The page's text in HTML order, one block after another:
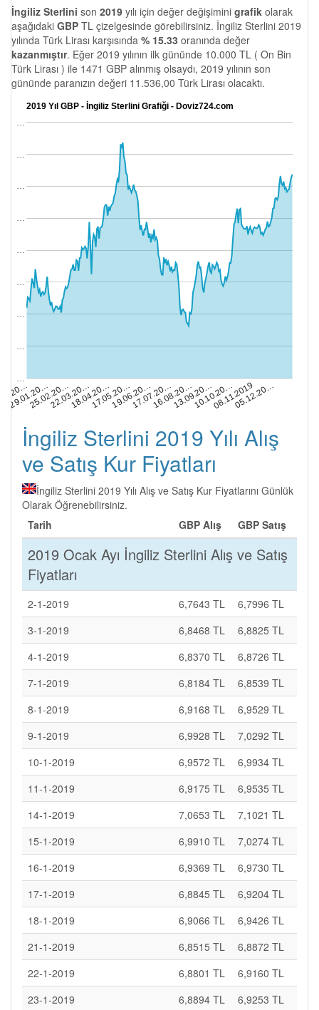
İngiliz Sterlini son 2019 yılı için değer değişimini grafik olarak
aşağıdaki GBP TL çizelgesinde görebilirsiniz. İngiliz Sterlini 2019
yılında Türk Lirası karşısında % 15.33 oranında değer
kazanmıştır. Eğer 2019 yılının ilk gününde 10.000 TL ( On Bin
Türk Lirası ) ile 1471 GBP alınmış olsaydı, 2019 yılının son
gününde paranızın değeri 11.536,00 Türk Lirası olacaktı.
2019 Yıl GBP - İngiliz Sterlini Grafiği - Doviz724.com
29.01.20…
25.02.20…22.03.20…18.04.20…17.05.20…19.06.20…17.07.20…16.08.20…13.09.20…10.10.20…
08.11.2019
05.12.20…
…
…
…
…
…
…
İngiliz Sterlini 2019 Yılı Alış
ve Satış Kur Fiyatları
İngiliz Sterlini 2019 Yılı Alış ve Satış Kur Fiyatlarını Günlük
Olarak Öğrenebilirsiniz.
Tarih
GBP Alış GBP Satış
2019 Ocak Ayı İngiliz Sterlini Alış ve Satış
Fiyatları
2-1-2019 6,7643 TL
6,7996 TL
3-1-2019
6,8468 TL
6,8825 TL
4-1-2019
6,8370 TL
6,8726 TL
7-1-2019
6,8184 TL
6,8539 TL
8-1-2019
6,9168 TL
6,9529 TL
9-1-2019
6,9928 TL
7,0292 TL
10-1-2019
6,9572 TL
6,9934 TL
11-1-2019
6,9175 TL
6,9535 TL
14-1-2019
7,0653 TL
7,1021 TL
15-1-2019
6,9910 TL
7,0274 TL
16-1-2019
6,9369 TL
6,9730 TL
17-1-2019
6,8845 TL
6,9204 TL
18-1-2019
6,9066 TL
6,9426 TL
21-1-2019
6,8515 TL
6,8872 TL
22-1-2019
6,8801 TL
6,9160 TL
23-1-2019
6,8894 TL
6,9253 TL